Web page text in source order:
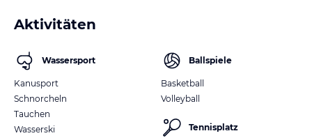
Aktivitäten
Wassersport
Kanusport
Schnorcheln
Tauchen
Wasserski
Ballspiele
Basketball
Volleyball
Tennisplatz